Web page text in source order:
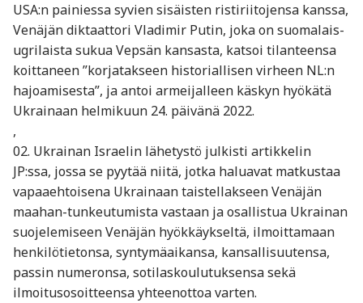
USA:n painiessa syvien sisäisten ristiriitojensa kanssa,
Venäjän diktaattori Vladimir Putin, joka on suomalais-
ugrilaista sukua Vepsän kansasta, katsoi tilanteensa
koittaneen ”korjatakseen historiallisen virheen NL:n
hajoamisesta”, ja antoi armeijalleen käskyn hyökätä
Ukrainaan helmikuun 24. päivänä 2022.
,
02. Ukrainan Israelin lähetystö julkisti artikkelin
JP:ssa, jossa se pyytää niitä, jotka haluavat matkustaa
vapaaehtoisena Ukrainaan taistellakseen Venäjän
maahan-tunkeutumista vastaan ja osallistua Ukrainan
suojelemiseen Venäjän hyökkäykseltä, ilmoittamaan
henkilötietonsa, syntymäaikansa, kansallisuutensa,
passin numeronsa, sotilaskoulutuksensa sekä
ilmoitusosoitteensa yhteenottoa varten.